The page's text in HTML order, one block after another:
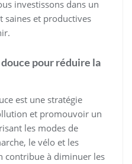
investissons dans un
saines et productives
pour réduire la
est une stratégie
et promouvoir un
les modes de
le vélo et les
contribue à diminuer les